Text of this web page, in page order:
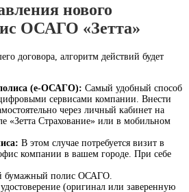
нового
ОСАГО «Зетта»
договора, алгоритм действий будет
(е-ОСАГО): Самый удобный способ
сервисами компании. Внести
через личный кабинет на
«Зетта Страхование» или в мобильном
В этом случае потребуется визит в
компании в вашем городе. При себе
бумажный полис ОСАГО.
(оригинал или заверенную